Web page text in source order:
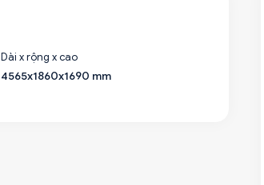
Dài x rộng x cao
4565x1860x1690 mm